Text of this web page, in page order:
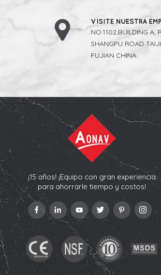
VISITE NUESTRA
NO.1102,BUILDING A,
SHANGPU ROAD
FUJIAN CHINA.
¡15 años! ¡Equipo con gran experiencia
para ahorrarle tiempo y costos!